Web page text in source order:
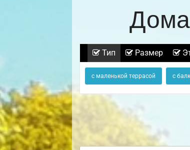
Тип Размер
с маленькой террасой с